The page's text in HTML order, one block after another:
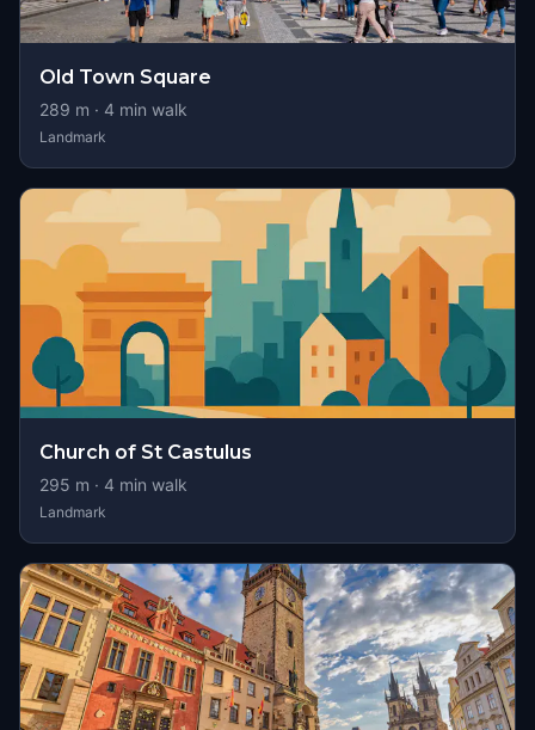
Old Town Square
289 m · 4 min walk
Landmark
Church of St Castulus
295 m · 4 min walk
Landmark